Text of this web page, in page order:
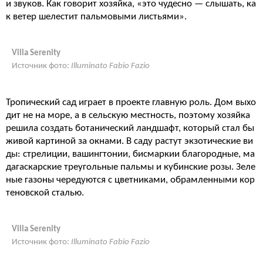
и звуков. Как говорит хозяйка, «это чудесно — слышать, ка
к ветер шелестит пальмовыми листьями».
Villa Serenity
Источник фото: Illuminato Fabio Fazio
Тропический сад играет в проекте главную роль. Дом выхо
дит не на море, а в сельскую местность, поэтому хозяйка
решила создать ботанический ландшафт, который стал бы
живой картиной за окнами. В саду растут экзотические ви
ды: стрелиции, вашингтонии, бисмаркии благородные, ма
дагаскарские треугольные пальмы и кубинские розы. Зеле
ные газоны чередуются с цветниками, обрамленными кор
теновской сталью.
Villa Serenity
Источник фото: Illuminato Fabio Fazio